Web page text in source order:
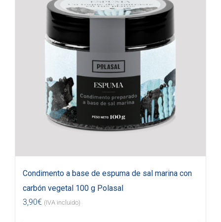
Condimento a base de espuma de sal marina con
carbón vegetal 100 g Polasal
3,90€ (IVA incluido)